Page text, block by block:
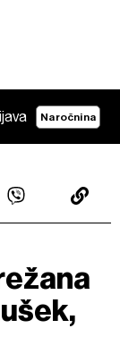
Naročnina